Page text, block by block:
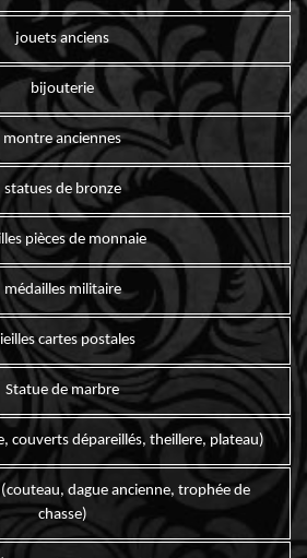
jouets anciens
bijouterie
montre anciennes
statues de bronze
pièces de monnaie
médailles militaire
cartes postales
Statue de marbre
couverts dépareillés, theillere, plateau)
dague ancienne, trophée de
chasse)